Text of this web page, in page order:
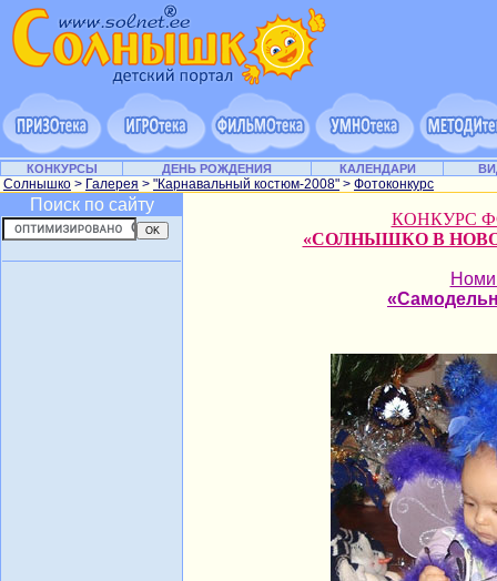
КОНКУРСЫ ДЕНЬ РОЖДЕНИЯ КАЛЕНДАРИ
Солнышко > Галерея > "Карнавальный костюм-2008" > Фотоконкурс
Поиск по сайту
КОНКУРС
«СОЛНЫШКО В